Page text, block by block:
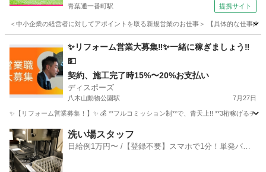
青葉通一番町駅 提携サイト
＜中小企業の経営者に対してアポイントを取る新規営業のお仕事＞ 【具体的な仕事
青葉通一番町駅 営業
✨リフォーム営業大募集‼︎✨一緒に稼ぎましょう‼︎
💵
契約、施工完了時15%〜20%お支払い
ディスポーズ
八木山動物公園駅 7月27日
✨【リフォーム営業募集！】✨ 💰 **フルコミッション制**で、青天上!! **3桁稼げるチ
宮城 仙台市 八木山動物公園駅
洗い場スタッフ
日給例1万円〜 /【登録不要】スマホで1分！単発バイ